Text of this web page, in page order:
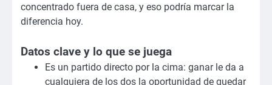
concentrado fuera de casa, y eso podría marcar la
diferencia hoy.
Datos clave y lo que se juega
Es un partido directo por la cima: ganar le da a
cualquiera de los dos la oportunidad de quedar